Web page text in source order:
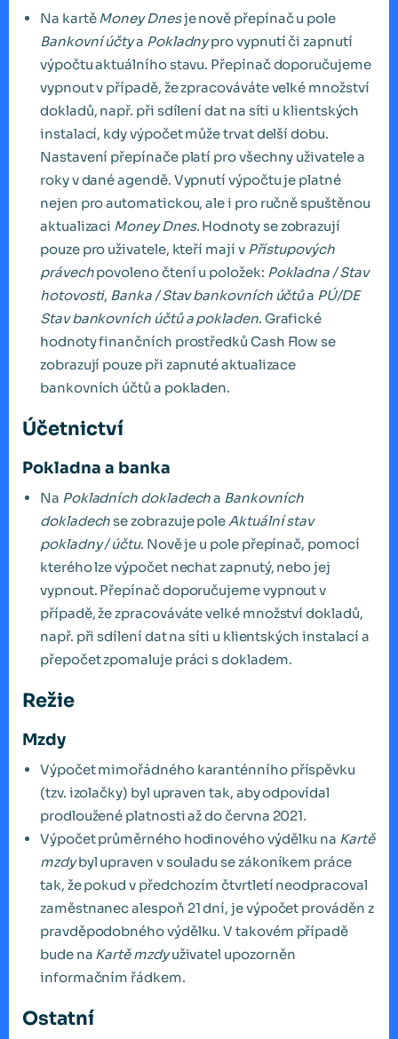
Na kartěMoney Dnesje nově přepínač u pole
Bankovní účtya Pokladnypro vypnutí či zapnutí
výpočtu aktuálního stavu. Přepínač doporučujeme
vypnout v případě, že zpracováváte velké množství
dokladů, např. při sdílení dat na síti u klientských
instalací, kdy výpočet může trvat delší dobu.
Nastavení přepínače platí pro všechny uživatele a
roky v dané agendě. Vypnutí výpočtu je platné
nejen pro automatickou, ale i pro ručně spuštěnou
aktualizaci Money Dnes. Hodnoty se zobrazují
pouze pro uživatele, kteří mají v Přístupových
právechpovoleno čtení u položek: Pokladna / Stav
hotovosti, Banka / Stav bankovních účtůa PÚ/DE
Stav bankovních účtů a pokladen. Grafické
hodnoty finančních prostředků Cash Flow se
zobrazují pouze při zapnuté aktualizace
bankovních účtů a pokladen.
Účetnictví
Pokladna a banka
Na Pokladních dokladecha Bankovních
dokladechse zobrazuje poleAktuální stav
pokladny / účtu. Nově je u pole přepínač, pomocí
kterého lze výpočet nechat zapnutý, nebo jej
vypnout. Přepínač doporučujeme vypnout v
případě, že zpracováváte velké množství dokladů,
např. při sdílení dat na síti u klientských instalací a
přepočet zpomaluje práci s dokladem.
Režie
Mzdy
Výpočet mimořádného karanténního příspěvku
(tzv. izolačky) byl upraven tak, aby odpovídal
prodloužené platnosti až do června 2021.
Výpočet průměrného hodinového výdělku na Kartě
mzdybyl upraven v souladu se zákoníkem práce
tak, že pokud v předchozím čtvrtletí neodpracoval
zaměstnanec alespoň 21 dní, je výpočet prováděn z
pravděpodobného výdělku. V takovém případě
bude na Kartě mzdyuživatel upozorněn
informačním řádkem.
Ostatní